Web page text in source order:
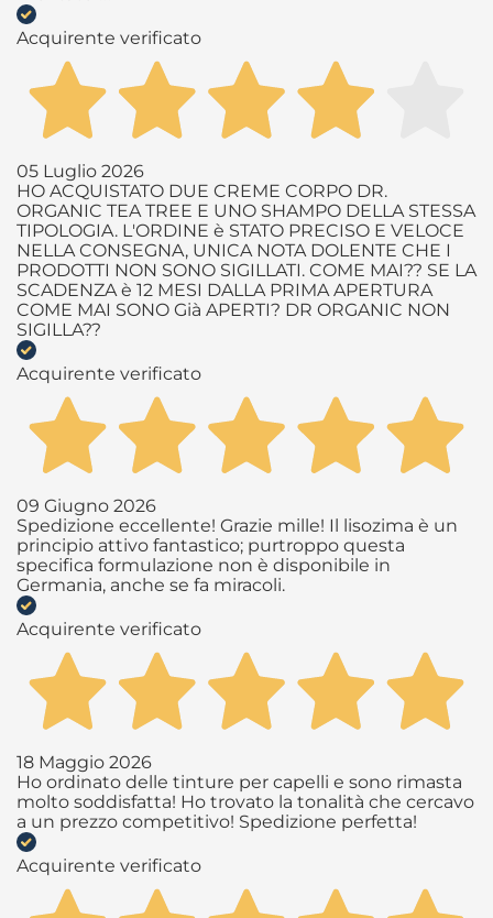
Acquirente verificato
05 Luglio 2026
HO ACQUISTATO DUE CREME CORPO DR.
ORGANIC TEA TREE E UNO SHAMPO DELLA STESSA
TIPOLOGIA. L'ORDINE è STATO PRECISO E VELOCE
NELLA CONSEGNA, UNICA NOTA DOLENTE CHE I
PRODOTTI NON SONO SIGILLATI. COME MAI?? SE LA
SCADENZA è 12 MESI DALLA PRIMA APERTURA
COME MAI SONO Già APERTI? DR ORGANIC NON
SIGILLA??
Acquirente verificato
09 Giugno 2026
Spedizione eccellente! Grazie mille! Il lisozima è un
principio attivo fantastico; purtroppo questa
specifica formulazione non è disponibile in
Germania, anche se fa miracoli.
Acquirente verificato
18 Maggio 2026
Ho ordinato delle tinture per capelli e sono rimasta
molto soddisfatta! Ho trovato la tonalità che cercavo
a un prezzo competitivo! Spedizione perfetta!
Acquirente verificato